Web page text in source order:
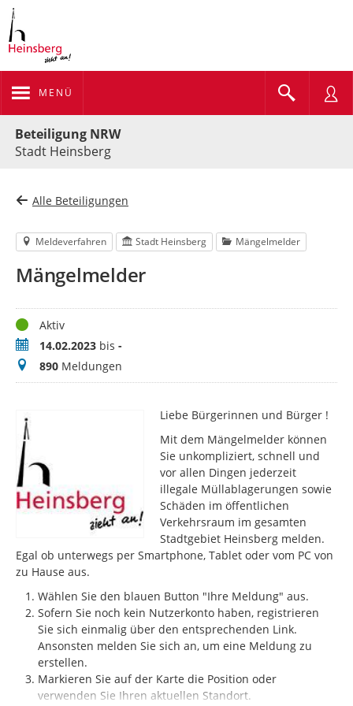
MENÜ
Beteiligung NRW
Stadt Heinsberg
Alle Beteiligungen
Meldeverfahren Stadt Heinsberg Mängelmelder
Mängelmelder
StatusAktiv
Zeitraum14.02.2023 bis -
Meldungen
890 Meldungen
Liebe Bürgerinnen und Bürger !
Mit dem Mängelmelder können
Sie unkompliziert, schnell und
vor allen Dingen jederzeit
illegale Müllablagerungen sowie
Schäden im öffentlichen
Verkehrsraum im gesamten
Stadtgebiet Heinsberg melden.
Egal ob unterwegs per Smartphone, Tablet oder vom PC von
zu Hause aus.
Wählen Sie den blauen Button "Ihre Meldung" aus.
Sofern Sie noch kein Nutzerkonto haben, registrieren
Sie sich einmalig über den entsprechenden Link.
Ansonsten melden Sie sich an, um eine Meldung zu
erstellen.
Markieren Sie auf der Karte die Position oder
verwenden Sie Ihren aktuellen Standort.